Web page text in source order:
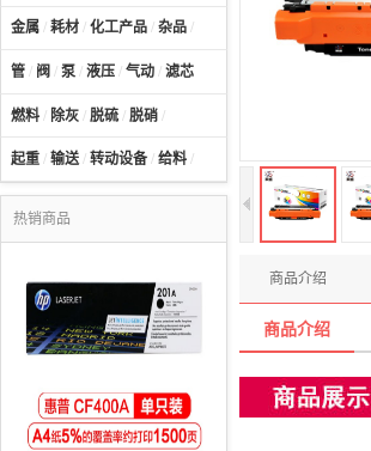
金属 / 耗材 / 化工产品 / 杂品 /
管 / 阀 / 泵 / 液压 / 气动 / 滤芯
燃料 / 除灰 / 脱硫 / 脱硝 /
起重 / 输送/ 转动设备 / 给料 /
热销商品
商品介绍
商品介绍